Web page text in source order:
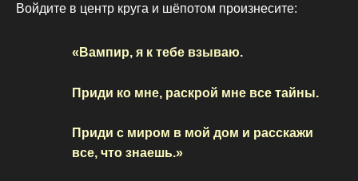
Войдите в центр круга и шёпотом произнесите:
«Вампир, я к тебе взываю.
Приди ко мне, раскрой мне все тайны.
Приди с миром в мой дом и расскажи
все, что знаешь.»